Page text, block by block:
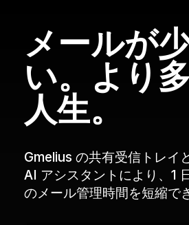
メールが
い。より
人生。
Gmelius の共有受信トレイ
AI アシスタントにより、1
のメール管理時間を短縮で